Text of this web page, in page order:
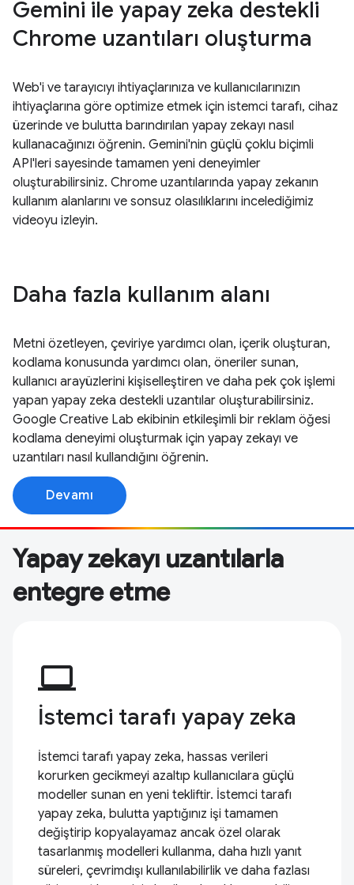
Gemini ile yapay zeka destekli
Chrome uzantıları oluşturma
Web'i ve tarayıcıyı ihtiyaçlarınıza ve kullanıcılarınızın
ihtiyaçlarına göre optimize etmek için istemci tarafı, cihaz
üzerinde ve bulutta barındırılan yapay zekayı nasıl
kullanacağınızı öğrenin. Gemini'nin güçlü çoklu biçimli
API'leri sayesinde tamamen yeni deneyimler
oluşturabilirsiniz. Chrome uzantılarında yapay zekanın
kullanım alanlarını ve sonsuz olasılıklarını incelediğimiz
videoyu izleyin.
Daha fazla kullanım alanı
Metni özetleyen, çeviriye yardımcı olan, içerik oluşturan,
kodlama konusunda yardımcı olan, öneriler sunan,
kullanıcı arayüzlerini kişiselleştiren ve daha pek çok işlemi
yapan yapay zeka destekli uzantılar oluşturabilirsiniz.
Google Creative Lab ekibinin etkileşimli bir reklam öğesi
kodlama deneyimi oluşturmak için yapay zekayı ve
uzantıları nasıl kullandığını öğrenin.
Devamı
Yapay zekayı uzantılarla
entegre etme
computer
İstemci tarafı yapay zeka
İstemci tarafı yapay zeka, hassas verileri
korurken gecikmeyi azaltıp kullanıcılara güçlü
modeller sunan en yeni tekliftir. İstemci tarafı
yapay zeka, bulutta yaptığınız işi tamamen
değiştirip kopyalayamaz ancak özel olarak
tasarlanmış modelleri kullanma, daha hızlı yanıt
süreleri, çevrimdışı kullanılabilirlik ve daha fazlası